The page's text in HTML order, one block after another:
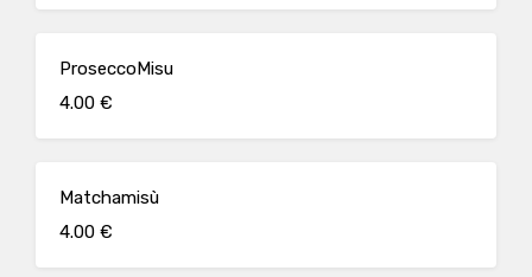
ProseccoMisu
4.00 €
Matchamisù
4.00 €